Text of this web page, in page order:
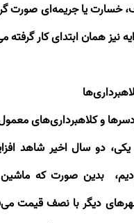
خسارت یا جریمه‌ای صورت
نیز همان ابتدای کار گرفته
و کلاهبرداری‌های
یکی، دو سال اخیر شاهد
بدین صورت که ماشین
دیگر با نصف قیمت